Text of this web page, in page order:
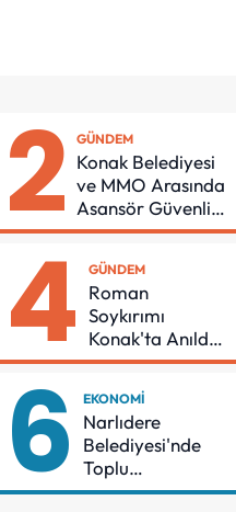
2 GÜNDEM
Konak Belediyesi
ve MMO Arasında
Asansör Güvenliği
İçin Önemli
4 GÜNDEM
Roman
Soykırımı
Konak'ta Anıldı:
"Eşit Bir Yaşam
Sürdüreceğiz"
6 EKONOMI
Narlıdere
Belediyesi'nde
Toplu
Sözleşmeye